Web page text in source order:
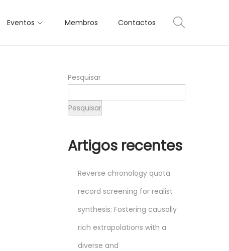
Eventos Membros Contactos
Pesquisar
Pesquisar
Artigos recentes
Reverse chronology quota
record screening for realist
synthesis: Fostering causally
rich extrapolations with a
diverse and